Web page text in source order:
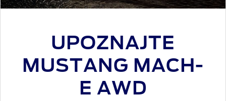
UPOZNAJTE
MUSTANG MACH-
E AWD